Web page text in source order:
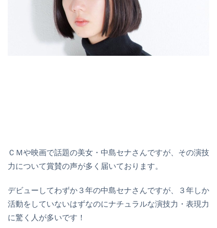
ＣＭや映画で話題の美女・中島セナさんですが、その演技
力について賞賛の声が多く届いております。
デビューしてわずか３年の中島セナさんですが、３年しか
活動をしていないはずなのにナチュラルな演技力・表現力
に驚く人が多いです！